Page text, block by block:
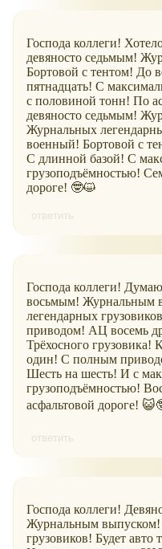
Господа коллеги!
девяносто седьмым!
Бортовой с тентом! До
пятнадцать! С
с половиной тонн! По
девяносто седьмым!
Журнальных
военный! Бортовой с
С длинной базой! С
грузоподъёмностью!
дороге! 🤓😺
ответить
Господа коллеги!
восьмым! Журнальным
легендарных
приводом! АЦ восемь
Трёхосного грузовика!
один! С полным
Шесть на шесть! И с
грузоподъёмностью!
асфальтовой дороге!
ответить
Господа коллеги!
Журнальным
грузовиков! Будет